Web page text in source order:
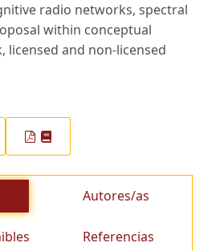
radio networks, spectral
within conceptual
licensed and non-licensed
Autores/as
Referencias